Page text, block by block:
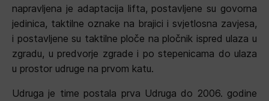
napravljena je adaptacija lifta, postavljene su govorna
jedinica, taktilne oznake na brajici i svjetlosna zavjesa,
i postavljene su taktilne ploče na pločnik ispred ulaza u
zgradu, u predvorje zgrade i po stepenicama do ulaza
u prostor udruge na prvom katu.
Udruga je time postala prva Udruga do 2006. godine